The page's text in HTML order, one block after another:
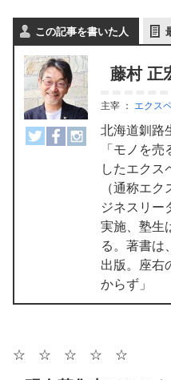
この記事を書いた人
藤村 正
主宰 ： エクス
北海道釧路
「モノを
したエクス
（通称エ
ジネスリー
実施、塾生
る。著書は
出版。座右
からず」
☆ ☆ ☆ ☆ ☆